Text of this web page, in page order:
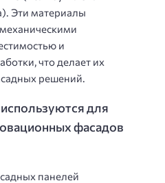
Эти материалы
и
что делает их
решений.
для
фасадов
панелей